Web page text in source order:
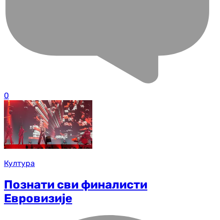
0
Култура
Познати сви финалисти
Евровизије